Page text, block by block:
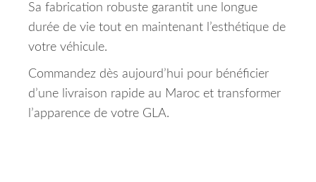
Sa fabrication robuste garantit une longue
durée de vie tout en maintenant l’esthétique de
votre véhicule.
Commandez dès aujourd’hui pour bénéficier
d’une livraison rapide au Maroc et transformer
l’apparence de votre GLA.